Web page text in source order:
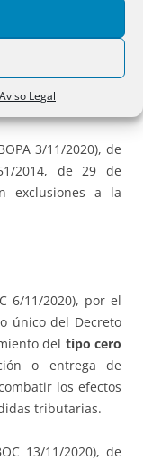
Aviso Legal
3/11/2020), de
Europeos y del
3/11/2020), de
2014, de 29 de
exclusiones a la
6/11/2020), por el
único del Decreto
del tipo cero
o entrega de
los efectos
tributarias.
13/11/2020), de